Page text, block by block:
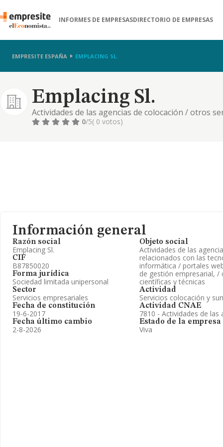
INFORMES DE EMPRESASDIRECTORIO DE EMPRESAS
EMPRESITE ESPAÑA EMPLACING SL.
Emplacing Sl.
Actividades de las agencias de colocación / otros
información y la informática / portales web / otras
0/5( 0 votos)
Información general
Razón social
Emplacing Sl.
CIF
B87850020
Forma jurídica
Sociedad limitada unipersonal
Sector
Servicios empresariales
Fecha de constitución
19-6-2017
Fecha último cambio
2-8-2026
Objeto social
Actividades de las
relacionados con las
informática / portales
de gestión empresarial, /
científicas y técnicas
Actividad
Servicios colocación y
Actividad CNAE
7810 - Actividades de las
Estado de la empresa
Viva